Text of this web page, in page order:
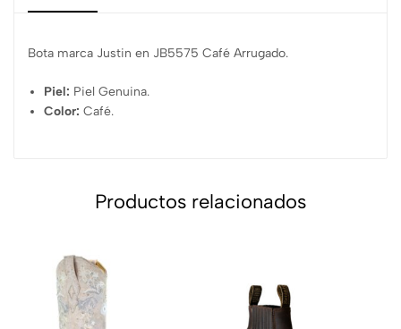
Bota marca Justin en JB5575 Café Arrugado.
Piel: Piel Genuina.
Color:Café.
Productos relacionados